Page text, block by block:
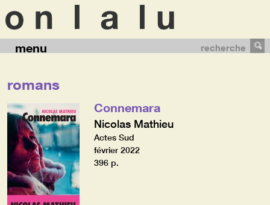
menu recherche
romans
Connemara
Nicolas Mathieu
Actes Sud
février 2022
396 p.